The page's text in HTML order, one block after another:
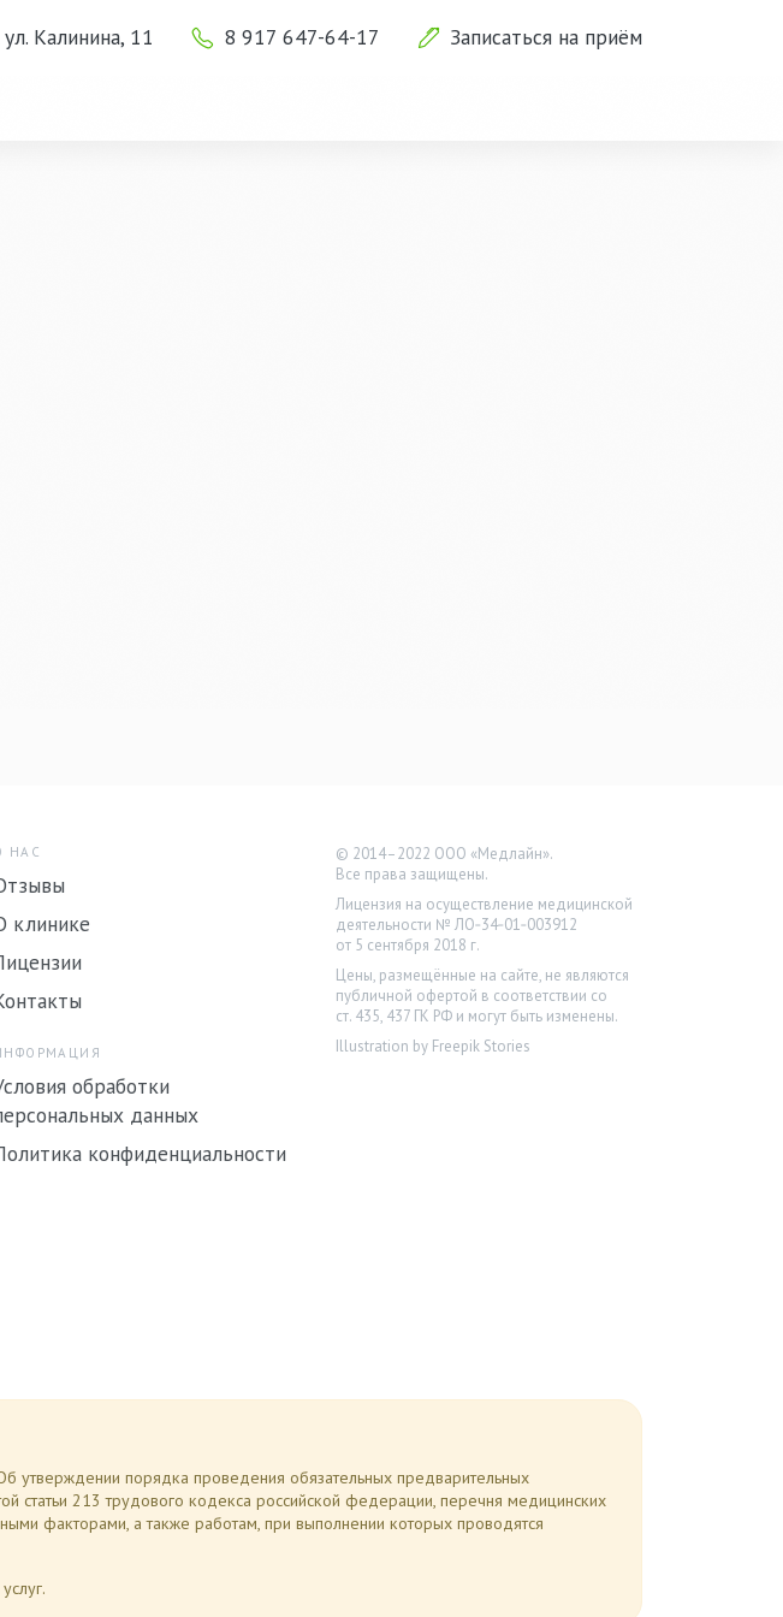
Калинина, 11 8 917 647-64-17 Записаться на приём
НАС
клинике
обработки
данных
конфиденциальности
© 2014–2022 ООО «Медлайн».
Все права защищены.
Лицензия на осуществление медицинской
деятельности № ЛО‑34‑01‑003912
от 5 сентября 2018 г.
Цены, размещённые на сайте, не являются
публичной офертой в соответствии со
ст. 435, 437 ГК РФ и могут быть изменены.
Illustration by Freepik Stories
утверждении порядка проведения обязательных предварительных
статьи 213 трудового кодекса российской федерации, перечня медицинских
факторами, а также работам, при выполнении которых проводятся